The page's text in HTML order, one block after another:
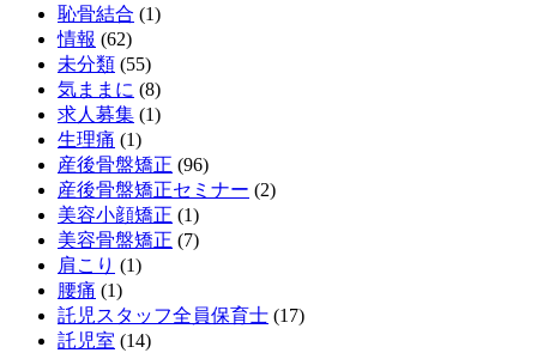
恥骨結合 (1)
情報 (62)
未分類 (55)
気ままに (8)
求人募集 (1)
生理痛 (1)
産後骨盤矯正 (96)
産後骨盤矯正セミナー (2)
美容小顔矯正 (1)
美容骨盤矯正 (7)
肩こり (1)
腰痛 (1)
託児スタッフ全員保育士 (17)
託児室 (14)